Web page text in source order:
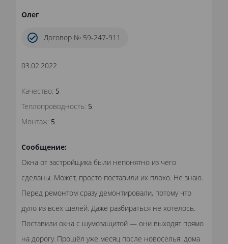
Олег
Договор № 59-247-911
03.02.2022
Качество: 5
Теплопроводность: 5
Монтаж: 5
Сообщение:
Окна от застройщика были непонятно из чего
сделаны. Может, просто поставили их плохо. Не знаю.
Перед ремонтом сразу демонтировали, потому что
дуло из всех щелей. Даже разбираться не хотелось.
Поставили окна с шумозащитой — они выходят прямо
на дорогу. Прошёл уже месяц после новоселья: дома